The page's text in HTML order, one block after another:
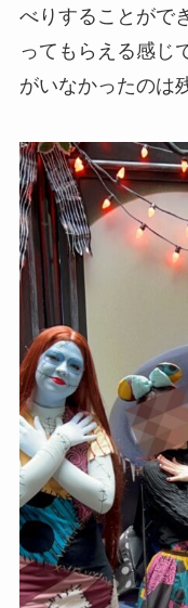
べりすることがで
ってもらえる感じ
がいなかったのは